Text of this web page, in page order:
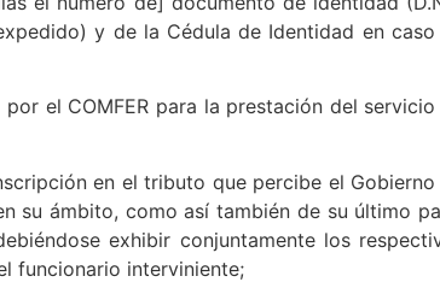
y de la Cédula de Identidad en
el COMFER para la prestación del
en el tributo que percibe el
su ámbito, como así también de su último
exhibir conjuntamente los
funcionario interviniente;